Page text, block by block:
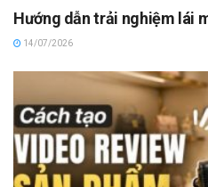
Hướng dẫn trải nghiệm lái
14/07/2026